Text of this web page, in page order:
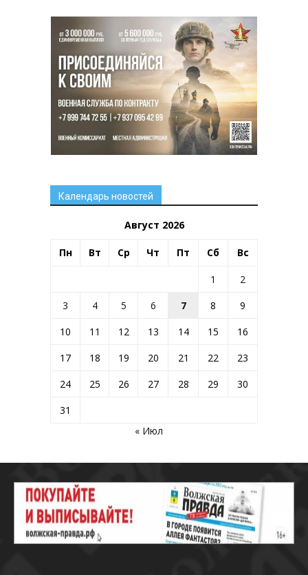
Календарь новостей
Август 2026
Пн Вт Ср Чт Пт Сб Вс
1
2
3
4 5 6 7 8
9
10
11 12 13 14 15
16
17
18 19 20 21 22
23
24
25 26 27 28 29
30
31
« Июл